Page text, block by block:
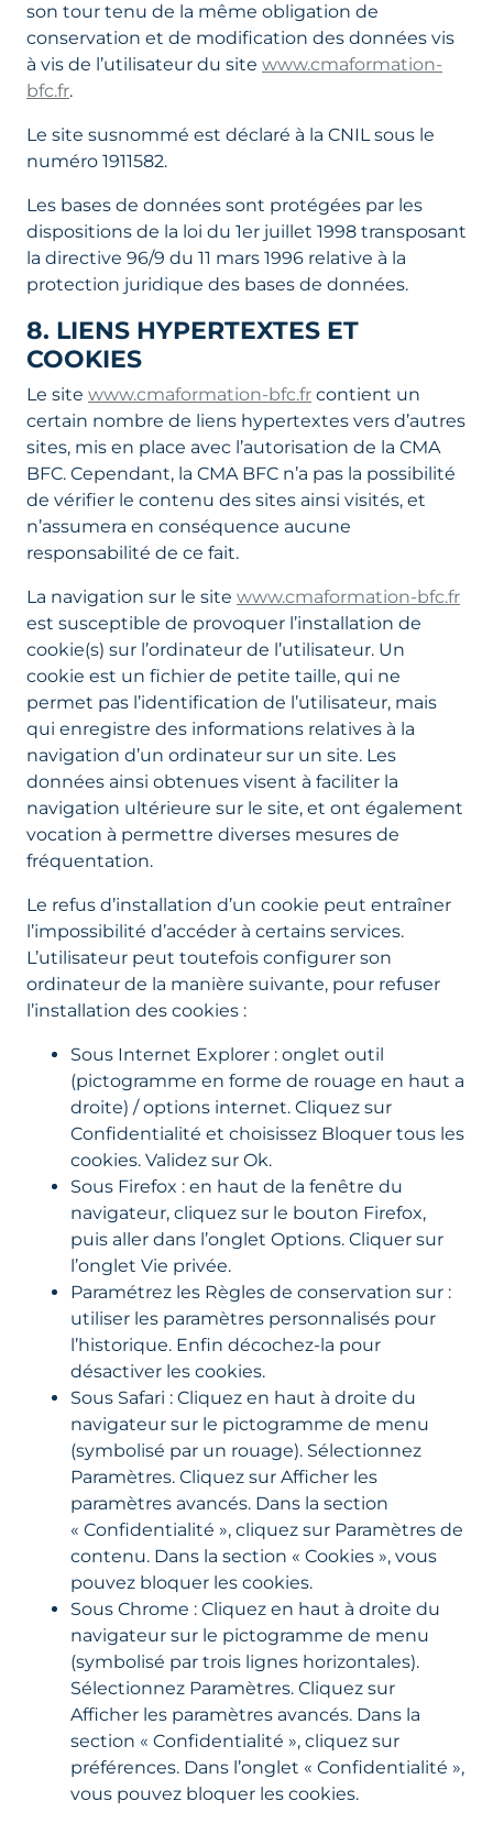
son tour tenu de la même obligation de
conservation et de modification des données vis
à vis de l’utilisateur du site www.cmaformation-
bfc.fr.
Le site susnommé est déclaré à la CNIL sous le
numéro 1911582.
Les bases de données sont protégées par les
dispositions de la loi du 1er juillet 1998 transposant
la directive 96/9 du 11 mars 1996 relative à la
protection juridique des bases de données.
8. LIENS HYPERTEXTES ET
COOKIES
Le site www.cmaformation-bfc.fr contient un
certain nombre de liens hypertextes vers d’autres
sites, mis en place avec l’autorisation de la CMA
BFC. Cependant, la CMA BFC n’a pas la possibilité
de vérifier le contenu des sites ainsi visités, et
n’assumera en conséquence aucune
responsabilité de ce fait.
La navigation sur le site www.cmaformation-bfc.fr
est susceptible de provoquer l’installation de
cookie(s) sur l’ordinateur de l’utilisateur. Un
cookie est un fichier de petite taille, qui ne
permet pas l’identification de l’utilisateur, mais
qui enregistre des informations relatives à la
navigation d’un ordinateur sur un site. Les
données ainsi obtenues visent à faciliter la
navigation ultérieure sur le site, et ont également
vocation à permettre diverses mesures de
fréquentation.
Le refus d’installation d’un cookie peut entraîner
l’impossibilité d’accéder à certains services.
L’utilisateur peut toutefois configurer son
ordinateur de la manière suivante, pour refuser
l’installation des cookies :
Sous Internet Explorer : onglet outil
(pictogramme en forme de rouage en haut a
droite) / options internet. Cliquez sur
Confidentialité et choisissez Bloquer tous les
cookies. Validez sur Ok.
Sous Firefox : en haut de la fenêtre du
navigateur, cliquez sur le bouton Firefox,
puis aller dans l’onglet Options. Cliquer sur
l’onglet Vie privée.
Paramétrez les Règles de conservation sur :
utiliser les paramètres personnalisés pour
l’historique. Enfin décochez-la pour
désactiver les cookies.
Sous Safari : Cliquez en haut à droite du
navigateur sur le pictogramme de menu
(symbolisé par un rouage). Sélectionnez
Paramètres. Cliquez sur Afficher les
paramètres avancés. Dans la section
« Confidentialité », cliquez sur Paramètres de
contenu. Dans la section « Cookies », vous
pouvez bloquer les cookies.
Sous Chrome : Cliquez en haut à droite du
navigateur sur le pictogramme de menu
(symbolisé par trois lignes horizontales).
Sélectionnez Paramètres. Cliquez sur
Afficher les paramètres avancés. Dans la
section « Confidentialité », cliquez sur
préférences. Dans l’onglet « Confidentialité »,
vous pouvez bloquer les cookies.